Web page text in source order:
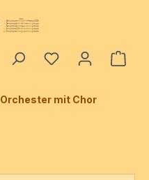
Orchester mit Chor